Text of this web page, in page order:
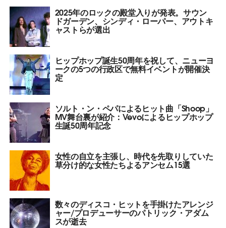
2025年のロックの殿堂入りが発表。サウン
ドガーデン、シンディ・ローパー、アウトキ
ャストらが選出
ヒップホップ誕生50周年を祝して、ニューヨ
ークの5つの行政区で無料イベントが開催決
定
ソルト・ン・ペパによるヒット曲「Shoop」
MV舞台裏が紹介：Vevoによるヒップホップ
生誕50周年記念
女性の自立を主張し、時代を先取りしていた
草分け的な女性たちよるアンセム15選
数々のディスコ・ヒットを手掛けたアレンジ
ャー/プロデューサーのパトリック・アダム
スが逝去